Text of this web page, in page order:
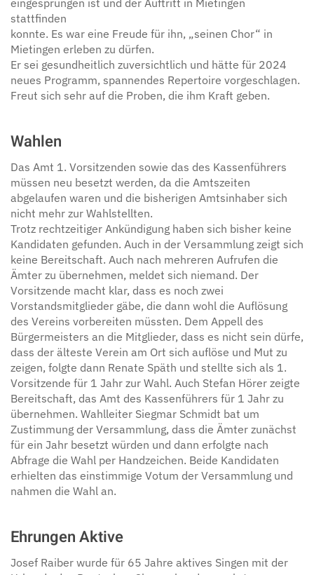
eingesprungen ist und der Auftritt in Mietingen
stattfinden
konnte. Es war eine Freude für ihn, „seinen Chor“ in
Mietingen erleben zu dürfen.
Er sei gesundheitlich zuversichtlich und hätte für 2024
neues Programm, spannendes Repertoire vorgeschlagen.
Freut sich sehr auf die Proben, die ihm Kraft geben.
Wahlen
Das Amt 1. Vorsitzenden sowie das des Kassenführers
müssen neu besetzt werden, da die Amtszeiten
abgelaufen waren und die bisherigen Amtsinhaber sich
nicht mehr zur Wahlstellten.
Trotz rechtzeitiger Ankündigung haben sich bisher keine
Kandidaten gefunden. Auch in der Versammlung zeigt sich
keine Bereitschaft. Auch nach mehreren Aufrufen die
Ämter zu übernehmen, meldet sich niemand. Der
Vorsitzende macht klar, dass es noch zwei
Vorstandsmitglieder gäbe, die dann wohl die Auflösung
des Vereins vorbereiten müssten. Dem Appell des
Bürgermeisters an die Mitglieder, dass es nicht sein dürfe,
dass der älteste Verein am Ort sich auflöse und Mut zu
zeigen, folgte dann Renate Späth und stellte sich als 1.
Vorsitzende für 1 Jahr zur Wahl. Auch Stefan Hörer zeigte
Bereitschaft, das Amt des Kassenführers für 1 Jahr zu
übernehmen. Wahlleiter Siegmar Schmidt bat um
Zustimmung der Versammlung, dass die Ämter zunächst
für ein Jahr besetzt würden und dann erfolgte nach
Abfrage die Wahl per Handzeichen. Beide Kandidaten
erhielten das einstimmige Votum der Versammlung und
nahmen die Wahl an.
Ehrungen Aktive
Josef Raiber wurde für 65 Jahre aktives Singen mit der